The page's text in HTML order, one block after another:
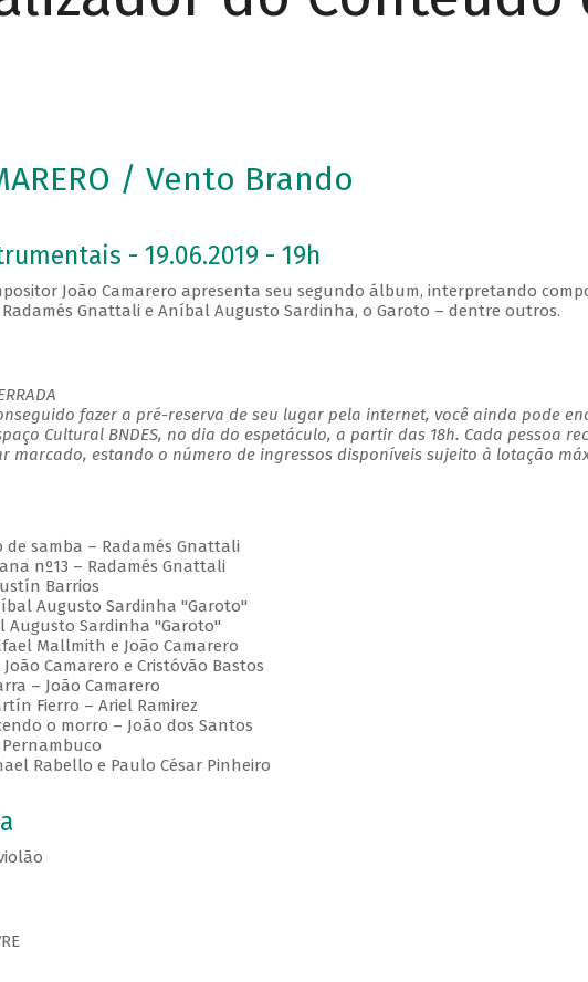
/ Vento Brando
- 19.06.2019 - 19h
João Camarero apresenta seu segundo álbum, interpretando
Gnattali e Aníbal Augusto Sardinha, o Garoto – dentre outros.
fazer a pré-reserva de seu lugar pela internet, você ainda pode
Cultural BNDES, no dia do espetáculo, a partir das 18h. Cada pessoa
marcado, estando o número de ingressos disponíveis sujeito à lotação
de samba – Radamés Gnattali
nº13 – Radamés Gnattali
Barrios
Augusto Sardinha "Garoto"
Augusto Sardinha "Garoto"
Mallmith e João Camarero
Camarero e Cristóvão Bastos
– João Camarero
Fierro – Ariel Ramirez
o morro – João dos Santos
Pernambuco
Rabello e Paulo César Pinheiro